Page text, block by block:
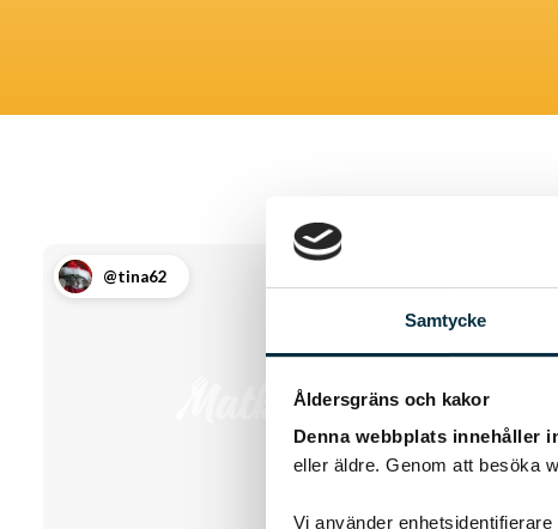
Samtycke
Åldersgräns och kakor
Denna webbplats innehåller
eller äldre. Genom att besöka
Vi använder
@tina62